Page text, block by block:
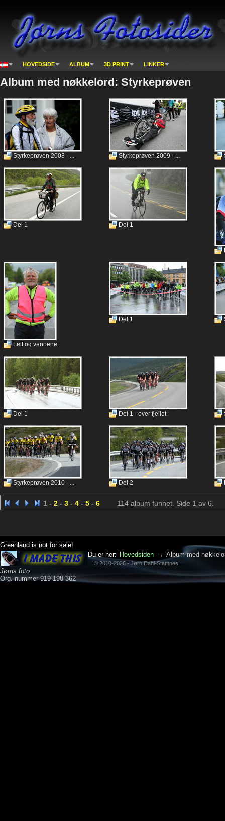
HOVEDSIDE ALBUM 3D PRINT LINKER
Album med nøkkelord: Styrkeprøven
Styrkeprøven 2008 - ... Styrkeprøven 2009 - ...
Del 1 Del 1
Leif og vennene
Del 1
Del 1 Del 1 - over fjellet
Styrkeprøven 2010 - ... Del 2
1 - 2 - 3 - 4 - 5 - 6 114 album funnet. Side 1 av 6.
Greenland is not for sale!
Jørns foto
Org. nummer 919 198 362
Du er her: Hovedsiden → Album med
© 2010-2026 - Jørn Dahl-Stamnes